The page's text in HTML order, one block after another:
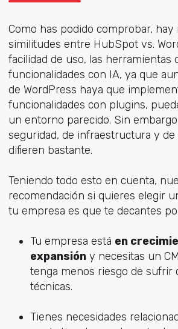
Como has podido comprobar, hay
similitudes entre HubSpot vs.
facilidad de uso, las herramientas
funcionalidades con IA, ya que
de WordPress haya que
funcionalidades con plugins,
un entorno parecido. Sin
seguridad, de infraestructura y de
difieren bastante.
Teniendo todo esto en cuenta,
recomendación si quieres elegir
tu empresa es que te decantes
Tu empresa está en
expansióny necesitas un
tenga menos riesgo de sufrir
técnicas.
Tienes necesidades